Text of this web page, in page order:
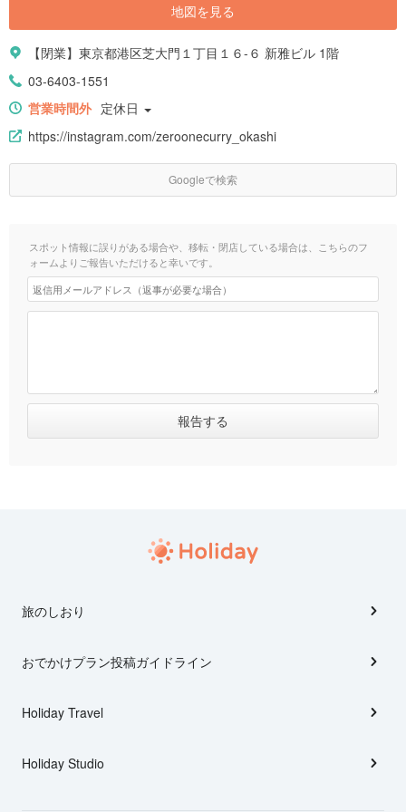
地図を見る
【閉業】東京都港区芝大門１丁目１６-６ 新雅ビル 1階
03-6403-1551
営業時間外 定休日
https://instagram.com/zeroonecurry_okashi
Googleで検索
スポット情報に誤りがある場合や、移転・閉店している場合は、こちらのフ
ォームよりご報告いただけると幸いです。
旅のしおり
おでかけプラン投稿ガイドライン
Holiday Travel
Holiday Studio